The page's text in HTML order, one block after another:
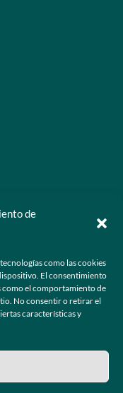
de
como las cookies
El consentimiento
como el comportamiento de
No consentir o retirar el
características y